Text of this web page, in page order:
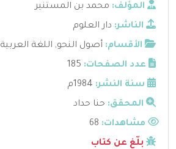
المؤلف: محمد بن المستنير
الناشر: دار العلوم
الأقسام: أصول النحو, اللغة العربية
عدد الصفحات: 185
سنة النشر: 1984م
المحقق: حنا حداد
مشاهدات:
بلّغ عن كتاب